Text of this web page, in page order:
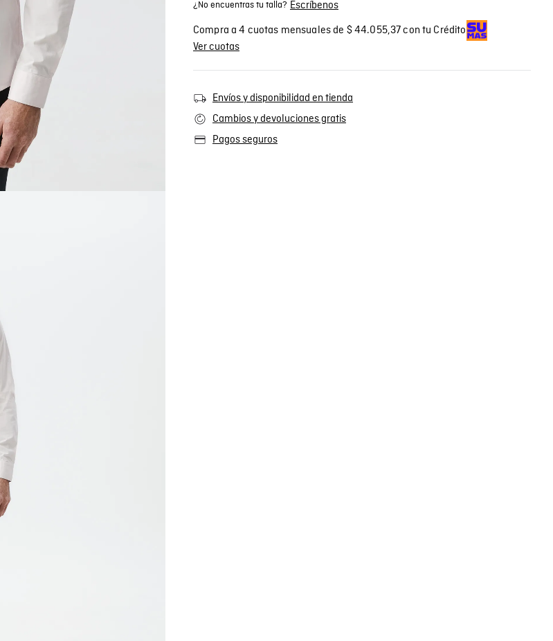
¿No encuentras tu talla? Escríbenos
Compra a 4 cuotas mensuales de $ 44.055,37 con tu Crédito
Ver cuotas
Envíos y disponibilidad en tienda
Cambios y devoluciones gratis
Pagos seguros